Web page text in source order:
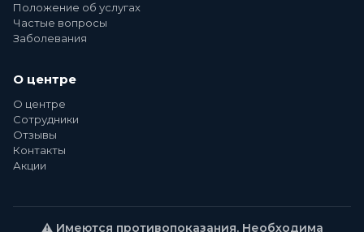
Положение об услугах
Частые вопросы
Заболевания
О центре
О центре
Сотрудники
Отзывы
Контакты
Акции
⚠️ Имеются противопоказания. Необходима